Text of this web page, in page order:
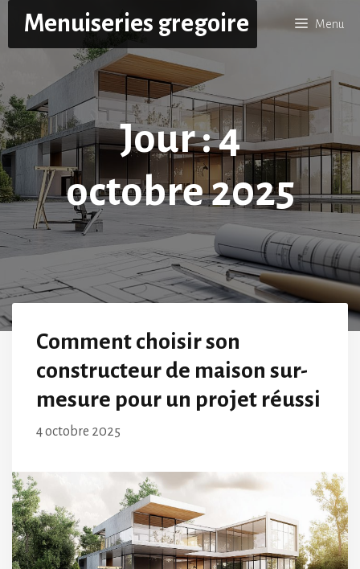
contenu
Menuiseries gregoire Menu
Jour :4
octobre 2025
Comment choisir son
constructeur de maison sur-
mesure pour un projet réussi
4 octobre 2025